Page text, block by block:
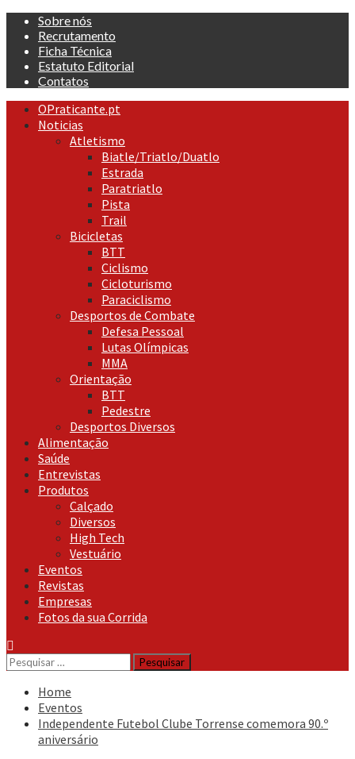
Skip
content
Sobre nós
Recrutamento
Ficha Técnica
Estatuto Editorial
Contatos
Primary
Menu
OPraticante.pt
Noticias
Atletismo
Biatle/Triatlo/Duatlo
Estrada
Paratriatlo
Pista
Trail
Bicicletas
BTT
Ciclismo
Cicloturismo
Paraciclismo
Desportos de Combate
Defesa Pessoal
Lutas Olímpicas
MMA
Orientação
BTT
Pedestre
Desportos Diversos
Alimentação
Saúde
Entrevistas
Produtos
Calçado
Diversos
High Tech
Vestuário
Eventos
Revistas
Empresas
Fotos da sua Corrida
Pesquisar
por:
Home
Eventos
Independente Futebol Clube Torrense comemora 90.º
aniversário